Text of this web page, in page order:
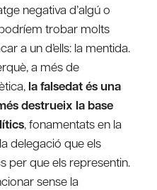
negativa d’algú o
trobar molts
a un d’ells: la mentida.
a més de
la falsedat és una
destrueix la base
, fonamentats en la
delegació que els
per que els representin.
sense la